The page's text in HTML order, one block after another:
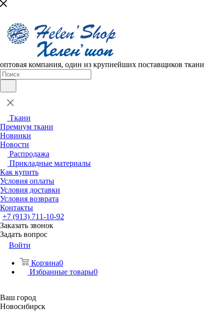
оптовая компания, один из крупнейших поставщиков ткани
Ткани
Премиум ткани
Новинки
Новости
Распродажа
Прикладные материалы
Как купить
Условия оплаты
Условия доставки
Условия возврата
Контакты
+7 (913) 711-10-92
Заказать звонок
Задать вопрос
Войти
Корзина0
Избранные товары0
Ваш город
Новосибирск